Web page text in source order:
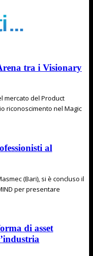
...
tra i Visionary
mercato del Product
riconoscimento nel Magic
al
(Bari), si è concluso il
per presentare
di asset